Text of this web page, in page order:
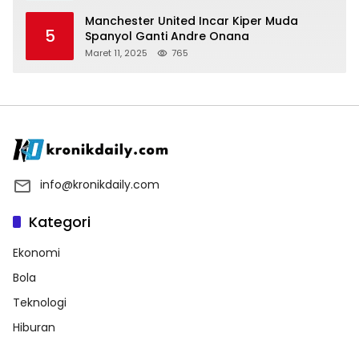
5
Manchester United Incar Kiper Muda
Spanyol Ganti Andre Onana
Maret 11, 2025 765
info@kronikdaily.com
Kategori
Ekonomi
Bola
Teknologi
Hiburan